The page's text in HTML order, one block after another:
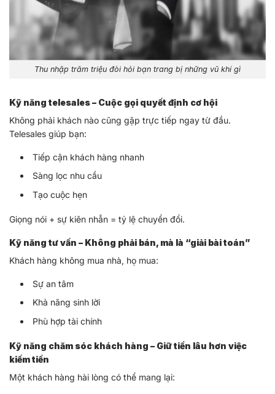
Thu nhập trăm triệu đòi hỏi bạn trang bị những vũ khí gì
Kỹ năng telesales – Cuộc gọi quyết định cơ hội
Không phải khách nào cũng gặp trực tiếp ngay từ đầu.
Telesales giúp bạn:
Tiếp cận khách hàng nhanh
Sàng lọc nhu cầu
Tạo cuộc hẹn
Giọng nói + sự kiên nhẫn = tỷ lệ chuyển đổi.
Kỹ năng tư vấn – Không phải bán, mà là “giải bài toán”
Khách hàng không mua nhà, họ mua:
Sự an tâm
Khả năng sinh lời
Phù hợp tài chính
Kỹ năng chăm sóc khách hàng – Giữ tiền lâu hơn việc
kiếm tiền
Một khách hàng hài lòng có thể mang lại: